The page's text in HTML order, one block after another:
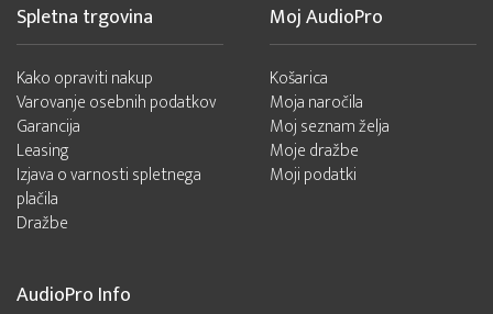
Spletna trgovina
Kako opraviti nakup
Varovanje osebnih podatkov
Garancija
Leasing
Izjava o varnosti spletnega
plačila
Dražbe
Moj AudioPro
Košarica
Moja naročila
Moj seznam želja
Moje dražbe
Moji podatki
AudioPro Info